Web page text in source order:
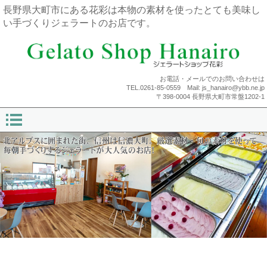
長野県大町市にある花彩は本物の素材を使ったとても美味し
い手づくりジェラートのお店です。
お電話・メールでのお問い合わせは
TEL.0261-85-0559 Mail: js_hanairo@ybb.ne.jp
〒398-0004 長野県大町市常盤1202-1